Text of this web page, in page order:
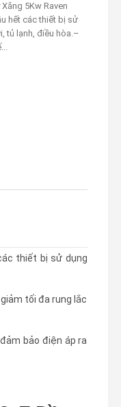
5Kw Raven
hết các thiết bị sử
tủ lạnh, điều hòa.–
thiết bị sử dụng
tối đa rung lắc
bảo điện áp ra